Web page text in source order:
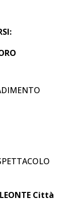
Città